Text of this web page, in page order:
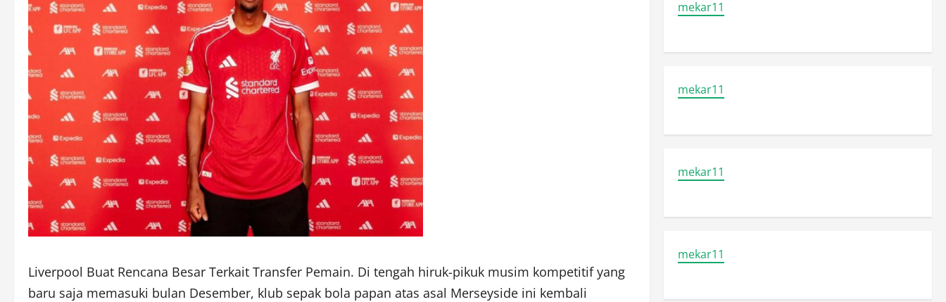
Liverpool Buat Rencana Besar Terkait Transfer Pemain. Di tengah hiruk-pikuk musim kompetitif yang
baru saja memasuki bulan Desember, klub sepak bola papan atas asal Merseyside ini kembali
mekar11
mekar11
mekar11
mekar11